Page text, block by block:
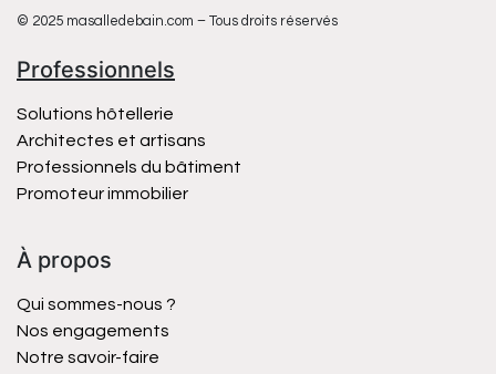
© 2025 masalledebain.com – Tous droits réservés
Professionnels
Solutions hôtellerie
Architectes et artisans
Professionnels du bâtiment
Promoteur immobilier
À propos
Qui sommes-nous ?
Nos engagements
Notre savoir-faire